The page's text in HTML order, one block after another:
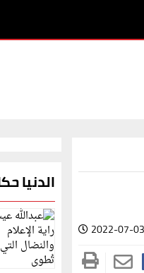
2022-07-03
الدنيا